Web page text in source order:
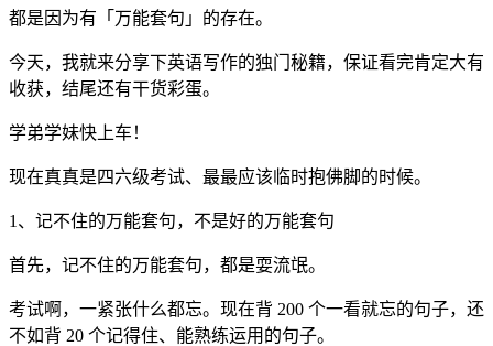
都是因为有「万能套句」的存在。
今天，我就来分享下英语写作的独门秘籍，保证看完肯定大有
收获，结尾还有干货彩蛋。
学弟学妹快上车！
现在真真是四六级考试、最最应该临时抱佛脚的时候。
1、记不住的万能套句，不是好的万能套句
首先，记不住的万能套句，都是耍流氓。
考试啊，一紧张什么都忘。现在背 200 个一看就忘的句子，还
不如背 20 个记得住、能熟练运用的句子。